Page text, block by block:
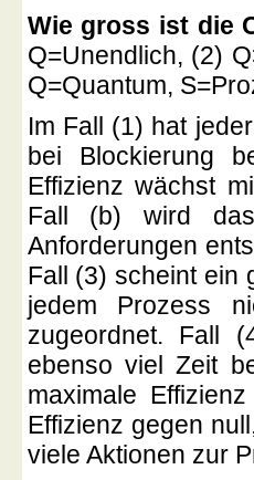
Wie gross ist die
Q=Unendlich, (2)
Q=Quantum,
Im Fall (1) hat
bei Blockierung
Effizienz wächst
Fall (b) wird
Anforderungen
Fall (3) scheint ein
jedem Prozess
zugeordnet. Fall
ebenso viel Zeit
maximale
Effizienz gegen
viele Aktionen zur